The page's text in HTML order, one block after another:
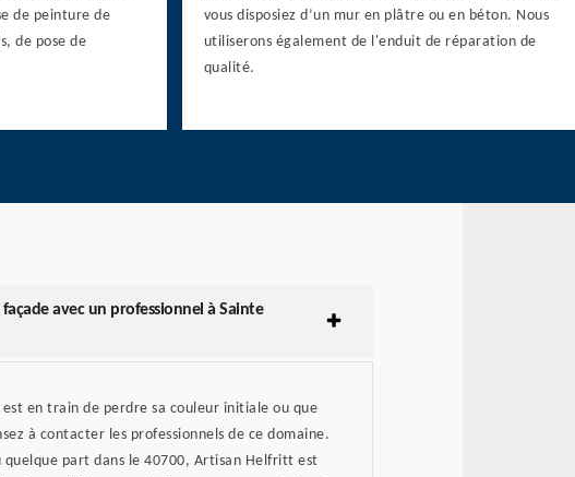
de peinture de
de pose de
vous disposiez d’un mur en plâtre ou en béton. Nous
utiliserons également de l'enduit de réparation de
qualité.
avec un professionnel à Sainte
en train de perdre sa couleur initiale ou que
à contacter les professionnels de ce domaine.
quelque part dans le 40700, Artisan Helfritt est